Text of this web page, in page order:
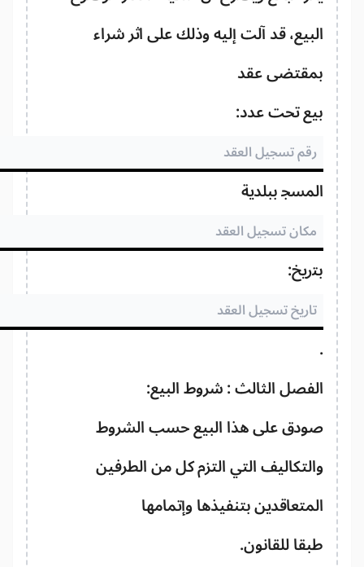
قد آلت إليه وذلك على اثر شراء
عقد
تحت عدد:
ببلدية
الثالث : شروط البيع:
على هذا البيع حسب الشروط
التي التزم كل من الطرفين
بتنفيذها وإتمامها
للقانون.